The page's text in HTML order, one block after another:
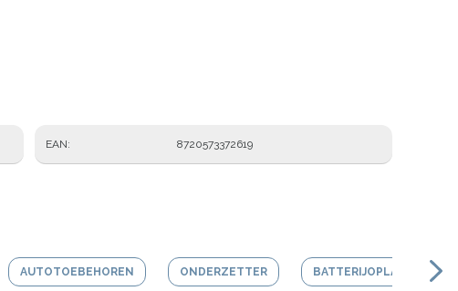
EAN 8720573372619
AUTOTOEBEHOREN ONDERZETTER BATTERIJOPLADER